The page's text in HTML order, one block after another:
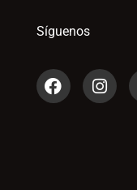
Síguenos